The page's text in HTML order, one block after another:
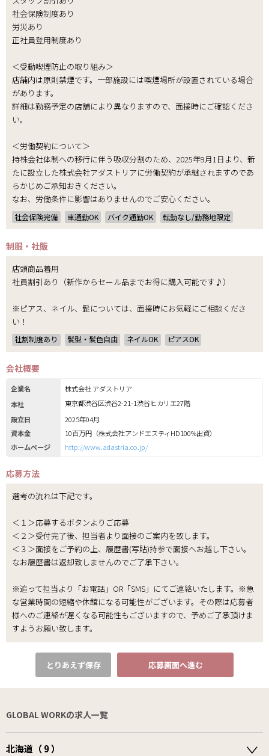
社会保険制度あり
労災あり
正社員登用制度あり
＜受動喫煙防止の取り組み＞
店舗内は原則禁煙です。一部施設には喫煙場所が設置されている場合
があります。
詳細は勤務予定の店舗により異なりますので、面接時にご確認くださ
い。
＜労働契約について＞
持株会社体制への移行に伴う吸収分割のため、2025年9月1日より、新
たに設立した株式会社アダストリアに労働契約が承継されますのであ
らかじめご承知おきください。
なお、労働条件に影響はありませんのでご安心ください。
社会保険完備 車通勤OK バイク通勤OK 転勤なし/勤務地限定
制服・社販
店頭商品着用
社員割引あり（新作からセール品までお得に購入可能です♪）
※ピアス、ネイル、髭については、面接時にお気軽にご相談くださ
い！
社割制度あり 髪型・髪色自由 ネイルOK ピアスOK
会社概要
企業名
株式会社 アダストリア
本社
東京都渋谷区渋谷2-21-1渋谷ヒカリエ27階
設立日
2025年04月
資本金
10百万円（株式会社アンドエスティHD100%出資）
ホームページ
http://www.adastria.co.jp/
応募方法
選考の流れは下記です。
＜１＞応募するボタンよりご応募
＜２＞受付完了後、担当者より面接のご案内を致します。
＜３＞面接をご予約の上、履歴書(写貼)持参で面接へお越し下さい。
なお履歴書は返却致しませんのでご了承下さい｡
※追って担当より「お電話」OR「SMS」にてご連絡いたします。※急
な営業時間の短縮や休館になる可能性がございます。その際は応募者
様へのご連絡が遅くなる可能性もございますので、予めご了承頂けま
すようお願い致します。
とりあえず保存 応募画面へ進む
GLOBAL WORKの求人一覧
北海道（ 9 ）